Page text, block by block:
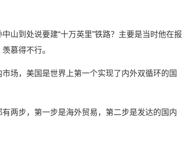
山到处说要建“十万英里”铁路？主要是当时他在报
慕得不行。
场，美国是世界上第一个实现了内外双循环的国
两步，第一步是海外贸易，第二步是发达的国内